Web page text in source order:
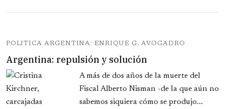
POLITICA ARGENTINA: ENRIQUE G. AVOGADRO
Argentina: repulsión y solución
A más de dos años de la muerte del
Fiscal Alberto Nisman -de la que aún no
sabemos siquiera cómo se produjo...